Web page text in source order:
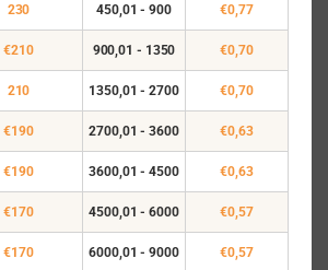
230 450,01 - 900 €0,77
€210 900,01 - 1350 €0,70
210 1350,01 - 2700 €0,70
€190 2700,01 - 3600 €0,63
€190 3600,01 - 4500 €0,63
€170 4500,01 - 6000 €0,57
€170 6000,01 - 9000 €0,57